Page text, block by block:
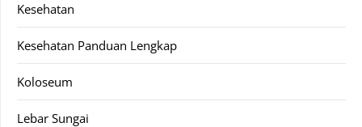
Kesehatan
Kesehatan Panduan Lengkap
Koloseum
Lebar Sungai